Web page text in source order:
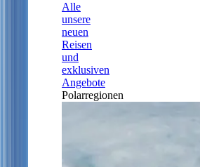
Alle
unsere
neuen
Reisen
und
exklusiven
Angebote
Polarregionen